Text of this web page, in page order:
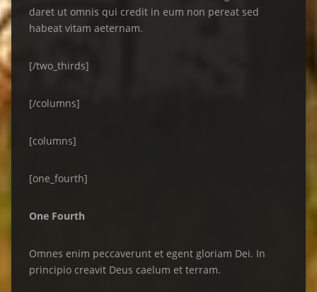
daret ut omnis qui credit in eum non pereat sed
habeat vitam aeternam.
[/two_thirds]
[/columns]
[columns]
[one_fourth]
One Fourth
Omnes enim peccaverunt et egent gloriam Dei. In
principio creavit Deus caelum et terram.